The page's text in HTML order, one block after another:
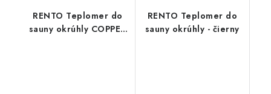
RENTO Teplomer do
sauny okrúhly COPPER
RENTO Teplomer do
sauny okrúhly - čierny